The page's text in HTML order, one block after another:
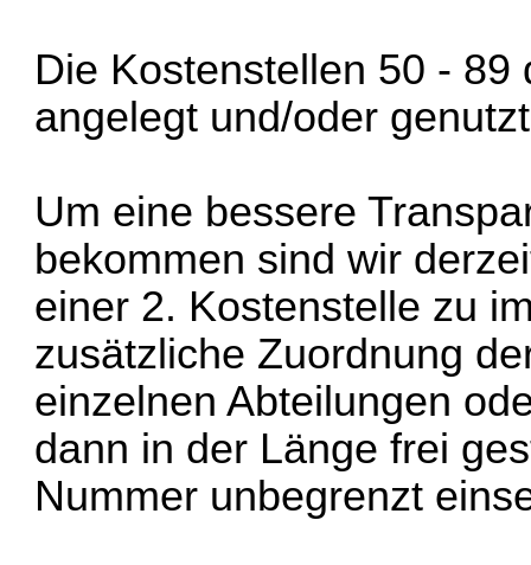
Die Kostenstellen 50 -
angelegt und/oder
Um eine bessere
bekommen sind wir
einer 2. Kostenstelle zu
zusätzliche Zuordnung
einzelnen Abteilungen
dann in der Länge frei
Nummer unbegrenzt